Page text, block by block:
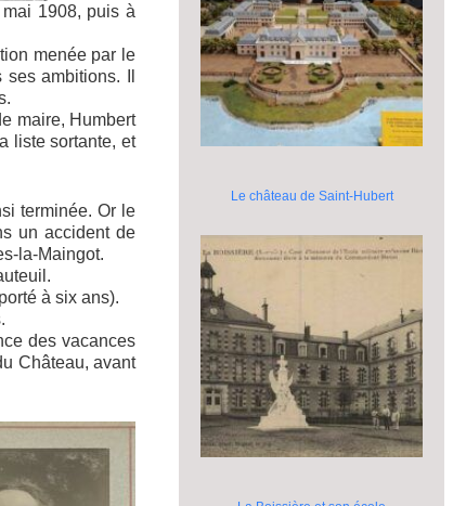
1908, puis à
menée par le
ambitions. Il
maire, Humbert
liste sortante, et
terminée. Or le
un accident de
la-Maingot.
à six ans).
des vacances
Château, avant
Le château de Saint-Hubert